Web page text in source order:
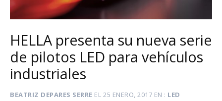
HELLA presenta su nueva serie
de pilotos LED para vehículos
industriales
BEATRIZ DEPARES SERRE EL25 ENERO, 2017 EN LED